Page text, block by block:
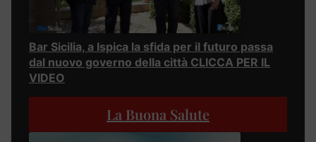
Bar Sicilia, a Ispica la sfida per il futuro passa
dal nuovo governo della città CLICCA PER IL
VIDEO
La Buona Salute